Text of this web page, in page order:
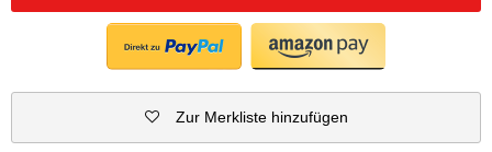
Zur Merkliste hinzufügen